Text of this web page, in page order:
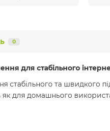
0
для стабільного
та швидкого
для домашнього